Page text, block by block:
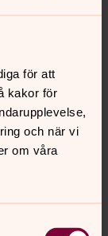
för att
kakor för
och när vi
om våra
av våra
dop,
i någon av
hyra,